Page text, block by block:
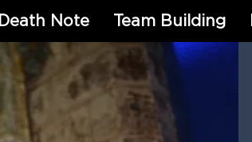
Death Note Team Building